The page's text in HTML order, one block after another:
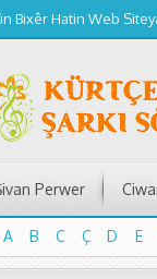
Bixêr Hatin Web
Perwer
A B C Ç D E
A
B C Ç D E